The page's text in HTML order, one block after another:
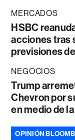
MERCADOS
HSBC
acciones tras
previsiones
NEGOCIOS
Trump
Chevron por
en medio de
OPINIÓN